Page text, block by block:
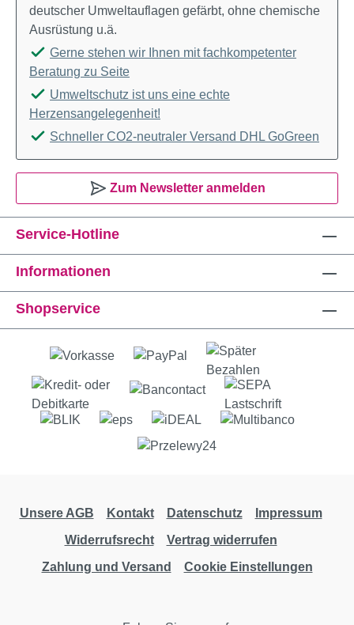
Service-Hotline
Informationen
Shopservice
deutscher Umweltauflagen gefärbt, ohne chemische
Ausrüstung u.ä.
Gerne stehen wir Ihnen mit fachkompetenter
Beratung zu Seite
Umweltschutz ist uns eine echte
Herzensangelegenheit!
Schneller CO2-neutraler Versand DHL GoGreen
Zum Newsletter anmelden
Unsere AGB Kontakt Datenschutz
Impressum
Widerrufsrecht
Vertrag widerrufen
Zahlung und Versand
Cookie Einstellungen